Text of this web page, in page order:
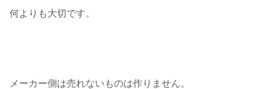
何よりも大切です。
メーカー側は売れないものは作りません。